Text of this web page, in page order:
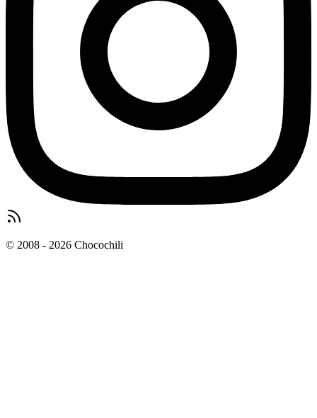
© 2008 - 2026 Chocochili